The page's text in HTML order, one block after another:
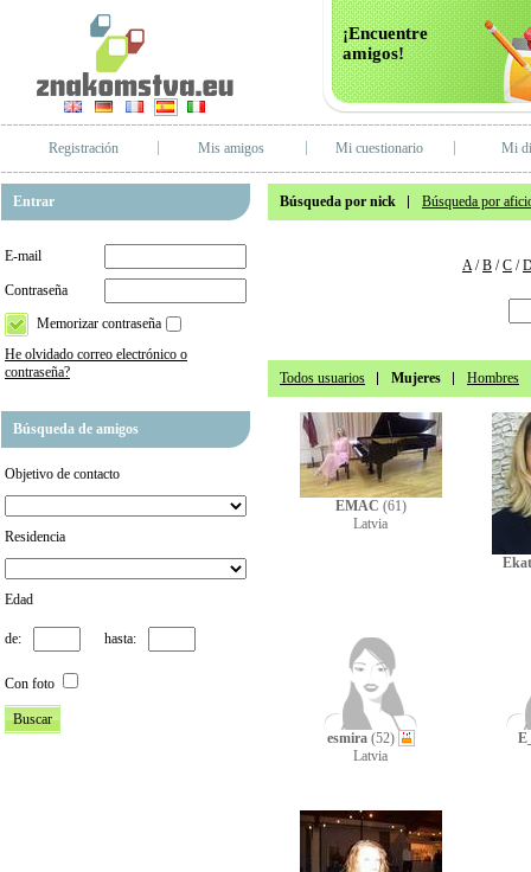
¡Encuentre
amigos!
Registración Mis amigos Mi cuestionario Mi
Entrar
E-mail
Contraseña
Memorizar contraseña
He olvidado correo electrónico o
contraseña?
Búsqueda de amigos
Objetivo de contacto
Residencia
Edad
de: hasta:
Con foto
Búsqueda por nick Búsqueda por
A/B /C /
Todos usuarios Mujeres Hombres
EMAC (61)
Latvia
esmira (52)
Latvia